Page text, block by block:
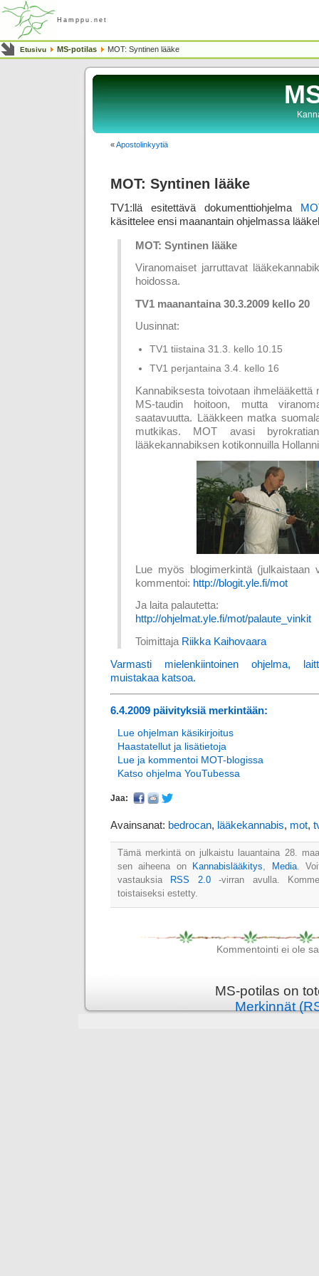
Hamppu.net
Etusivu MS-potilas MOT: Syntinen lääke
«Apostolinkyytiä
MOT: Syntinen lääke
TV1:llä esitettävä dokumenttiohjelma
käsittelee ensi maanantain ohjelmassa
MOT: Syntinen lääke
Viranomaiset jarruttavat
hoidossa.
TV1 maanantaina 30.3.2009 kello 20
Uusinnat:
TV1 tiistaina 31.3. kello 10.15
TV1 perjantaina 3.4. kello 16
Kannabiksesta toivotaan
MS-taudin hoitoon, mutta
saatavuutta. Lääkkeen matka
mutkikas. MOT avasi
lääkekannabiksen kotikonnuilla
Lue myös blogimerkintä (julkaistaan
kommentoi: http://blogit.yle.fi/mot
Ja laita palautetta:
http://ohjelmat.yle.fi/mot/palaute_vinkit
Toimittaja Riikka Kaihovaara
Varmasti mielenkiintoinen ohjelma,
muistakaa katsoa.
6.4.2009 päivityksiä merkintään:
Lue ohjelman käsikirjoitus
Haastatellut ja lisätietoja
Lue ja kommentoi MOT-blogissa
Katso ohjelma YouTubessa
Jaa:
Avainsanat: bedrocan, lääkekannabis, mot,
Tämä merkintä on julkaistu lauantaina 28.
sen aiheena on Kannabislääkitys Media.
vastauksia RSS 2.0-virran avulla.
toistaiseksi estetty.
Kommentointi ei ole
MS-potilas on
Merkinnät